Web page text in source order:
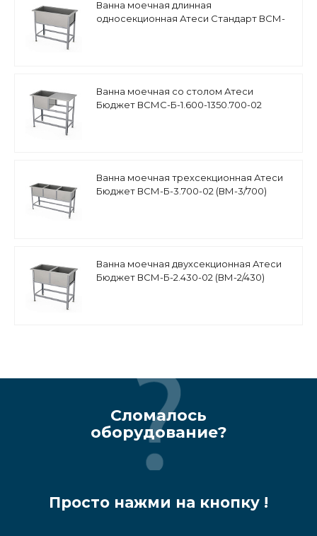
Ванна моечная длинная
односекционная Атеси Стандарт ВСМ-
Ванна моечная со столом Атеси
Бюджет ВСМС-Б-1.600-1350.700-02
Ванна моечная трехсекционная Атеси
Бюджет ВСМ-Б-3.700-02 (ВМ-3/700)
Ванна моечная двухсекционная Атеси
Бюджет ВСМ-Б-2.430-02 (ВМ-2/430)
Сломалось
оборудование?
Просто нажми на кнопку !